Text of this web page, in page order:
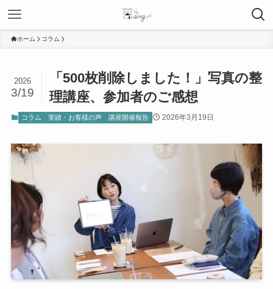
ホーム コラム
「500枚削除しました！」写真の整
理講座、参加者のご感想
2026
3/19
コラム 実績・お客様の声 講座開催報告 2026年3月19日